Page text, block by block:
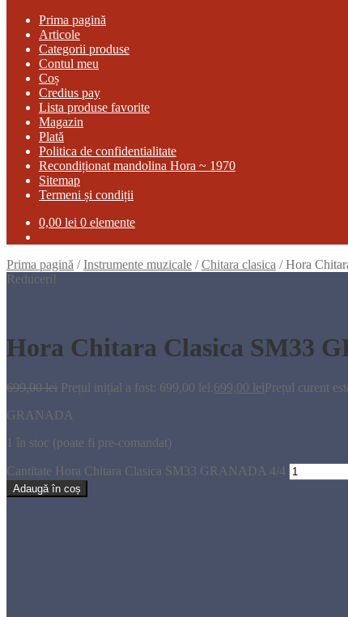
Prima pagină
Articole
Categorii produse
Contul meu
Coș
Credius pay
Lista produse favorite
Magazin
Plată
Politica de confidentialitate
Recondiționat mandolina Hora ~ 1970
Sitemap
Termeni și condiții
0,00 lei 0 elemente
Prima pagină /Instrumente muzicale /Chitara clasica /Hora
Reduceri!
Hora Chitara Clasica SM33
699,00lei Prețul inițial a fost: 699,00 lei.699,00 leiPrețul curent
GRANADA
1 în stoc (poate fi pre-comandat)
Cantitate Hora Chitara Clasica SM33 GRANADA 4/4
Adaugă în coș